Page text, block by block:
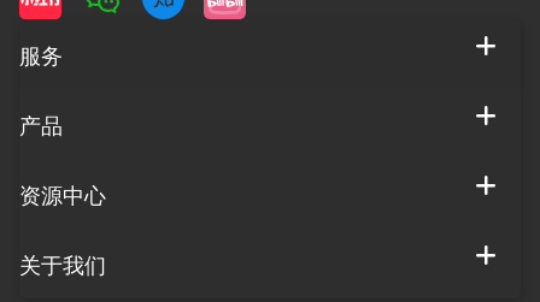
服务
产品
资源中心
关于我们